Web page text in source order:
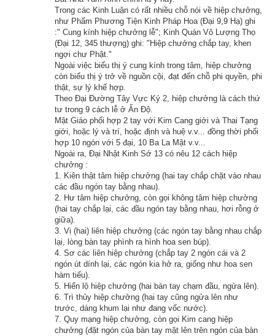
– Bạch Thế Tôn, bậc cứu chủ của chúng con! Nay chúng con
có một điểm thắc mắc, đó là lúc Thế Tôn chưa xuất gia, hãy
còn là một vị thái tử cao quý, vì sao lại xả bỏ vương vị, xả bỏ
những thứ hoa lệ phú quý của hoàng cung mà đột nhiên vào
núi tu hành, rồi sau sáu năm khổ hạnh ngồi dưới cây Bồ Đề
thành Đẳng Chính Giác, hiển hiện ứng hóa thân độ hóa chúng
sinh, làm thầy của Trời Người. Chúng con không biết lúc ban
đầu do những nhân duyên gì mà Thế Tôn đã phát tâm Đại Bồ
Đề như thế, thẳng đến địa vị Phật? Chúng con đây đều là đệ
tử của Phật, đều phải phát tâm rộng lớn như Phật, phải hướng
theo con đường của Phật đã đi mà cất bước tiến lên hầu thừa
kế giáo pháp của Như Lai. Xin nguyện Thế Tôn từ bi tuyên
thuyết để khuyến khích tất cả chúng sinh.
Đức Phật khen ngợi A Nan:
– Hay thay! Hay thay! Điều mà ông hỏi hôm nay cũng là điều
mà ta muốn nói đến. Các ông hãy yên tĩnh lắng nghe.
Khi đức Phật nói như thế, tất cả Bồ Tát và thánh chúng đều
yên tịnh không một tiếng động, chú ý lắng nghe pháp âm của
Trong các Kinh Luận có rất nhiều chỗ nói về hiệp chưởng,
như Phẩm Phương Tiện Kinh Pháp Hoa (Đại 9,9 Hạ) ghi
:" Cung kính hiệp chưởng lễ"; Kinh Quán Vô Lượng Thọ
(Đại 12, 345 thượng) ghi: "Hiệp chưởng chắp tay, khen
ngợi chư Phật."
Ngoài việc biểu thị ý cung kính trong tâm, hiệp chưởng
còn biểu thị ý trở về nguồn cội, đạt đến chỗ phi quyền, phi
thật, sự lý khế hợp.
Theo Đại Đường Tây Vực Ký 2, hiệp chưởng là cách thứ
tư trong 9 cách lễ ở Ấn Độ.
Mật Giáo phối hợp 2 tay với Kim Cang giới và Thai Tạng
giới, hoặc lý và trí, hoặc định và huệ v.v... đồng thời phối
hợp 10 ngón với 5 đại, 10 Ba La Mật v.v...
Ngoài ra, Đại Nhật Kinh Sớ 13 có nêu 12 cách hiệp
chưởng :
1. Kiên thật tâm hiệp chưởng (hai tay chắp chặt vào nhau
các đầu ngón tay bằng nhau).
2. Hư tâm hiệp chưởng, còn gọi không tâm hiệp chưởng
(hai tay chắp lại, các đầu ngón tay bằng nhau, hơi rỗng ở
giữa).
3. Vị (hai) liên hiệp chưởng (các ngón tay bằng nhau chắp
lại, lòng bàn tay phình ra hình hoa sen búp).
4. Sơ các liên hiệp chưởng (chắp tay 2 ngón cái và 2
ngón út dính lại, các ngón kia hở ra, giống như hoa sen
hàm tiếu).
5. Hiển lộ hiệp chưởng (hai bàn tay chạm đầu, ngửa lên).
6. Trì thủy hiệp chưởng (hai tay cũng ngửa lên như
trước, dáng khum lại như đang vốc nước).
7. Quy mạng hiệp chưởng, còn gọi Kim cang hiệp
chưởng (đặt ngón của bàn tay mặt lên trên ngón của bàn